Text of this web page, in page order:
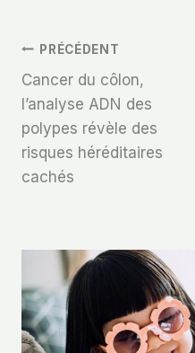
Navigation
De
L’article
PRÉCÉDENT
Cancer du côlon,
l’analyse ADN des
polypes révèle des
risques héréditaires
cachés